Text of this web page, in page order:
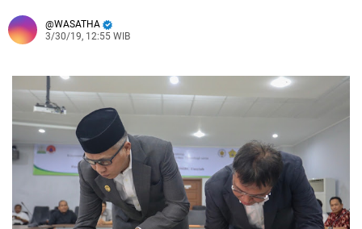
WASATHA
3/30/19, 12:55 WIB